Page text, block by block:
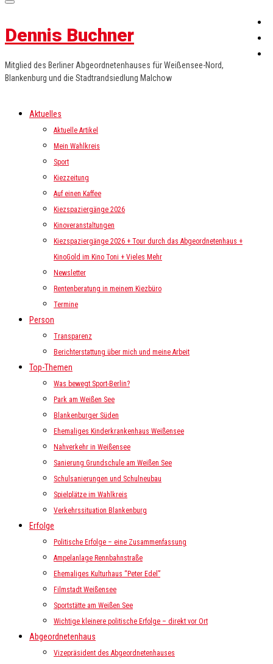
Dennis Buchner
Mitglied des Berliner Abgeordnetenhauses für Weißensee-Nord,
Blankenburg und die Stadtrandsiedlung Malchow
Aktuelles
Aktuelle Artikel
Mein Wahlkreis
Sport
Kiezzeitung
Auf einen Kaffee
Kiezspaziergänge 2026
Kinoveranstaltungen
Kiezspaziergänge 2026 + Tour durch das Abgeordnetenhaus +
KinoGold im Kino Toni + Vieles Mehr
Newsletter
Rentenberatung in meinem Kiezbüro
Termine
Person
Transparenz
Berichterstattung über mich und meine Arbeit
Top-Themen
Was bewegt Sport-Berlin?
Park am Weißen See
Blankenburger Süden
Ehemaliges Kinderkrankenhaus Weißensee
Nahverkehr in Weißensee
Sanierung Grundschule am Weißen See
Schulsanierungen und Schulneubau
Spielplätze im Wahlkreis
Verkehrssituation Blankenburg
Erfolge
Politische Erfolge – eine Zusammenfassung
Ampelanlage Rennbahnstraße
Ehemaliges Kulturhaus “Peter Edel”
Filmstadt Weißensee
Sportstätte am Weißen See
Wichtige kleinere politische Erfolge – direkt vor Ort
Abgeordnetenhaus
Vizepräsident des Abgeordnetenhauses